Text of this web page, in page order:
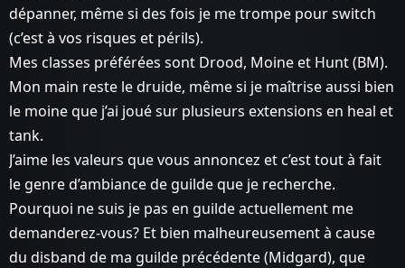
dépanner, même si des fois je me trompe pour switch
(c’est à vos risques et périls).
Mes classes préférées sont Drood, Moine et Hunt (BM).
Mon main reste le druide, même si je maîtrise aussi bien
le moine que j’ai joué sur plusieurs extensions en heal et
tank.
J’aime les valeurs que vous annoncez et c’est tout à fait
le genre d’ambiance de guilde que je recherche.
Pourquoi ne suis je pas en guilde actuellement me
demanderez-vous? Et bien malheureusement à cause
du disband de ma guilde précédente (Midgard), que